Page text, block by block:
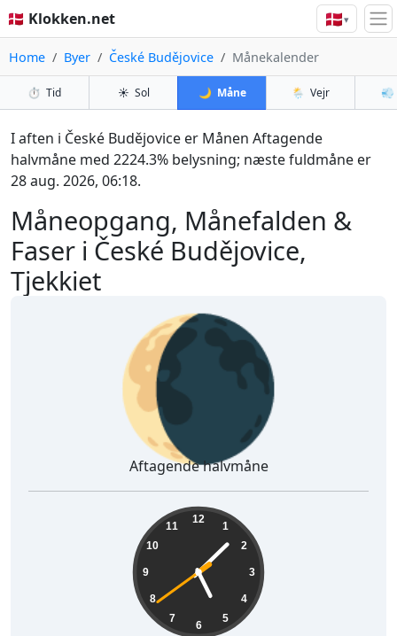
🇩🇰 Klokken.net 🇩🇰▾
Home Byer České Budějovice Månekalender
⏱️ Tid ☀️ Sol 🌙 Måne 🌦️ Vejr 💨
Måneopgang, Månefalden &
Faser i České Budějovice,
Tjekkiet
I aften i České Budějovice er Månen Aftagende
halvmåne med 2224.3% belysning; næste fuldmåne er
28 aug. 2026, 06:18.
🌘
Aftagende halvmåne
12
1
2
3
4
5
6
7
8
9
10
11